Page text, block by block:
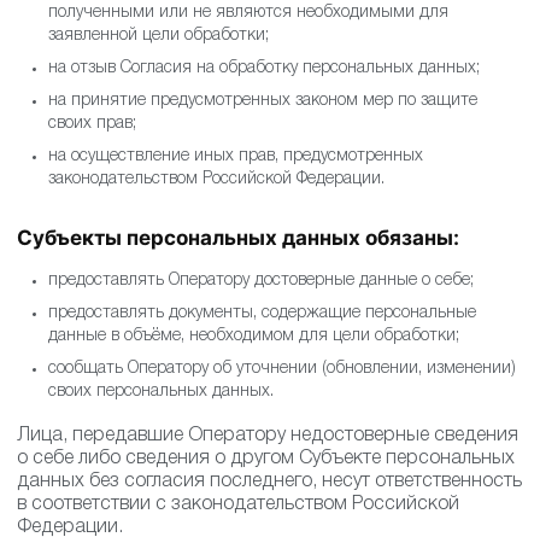
полученными или не являются необходимыми для
заявленной цели обработки;
на отзыв Согласия на обработку персональных данных;
на принятие предусмотренных законом мер по защите
своих прав;
на осуществление иных прав, предусмотренных
законодательством Российской Федерации.
Субъекты персональных данных обязаны:
предоставлять Оператору достоверные данные о себе;
предоставлять документы, содержащие персональные
данные в объёме, необходимом для цели обработки;
сообщать Оператору об уточнении (обновлении, изменении)
своих персональных данных.
Лица, передавшие Оператору недостоверные сведения
о себе либо сведения о другом Субъекте персональных
данных без согласия последнего, несут ответственность
в соответствии с законодательством Российской
Федерации.